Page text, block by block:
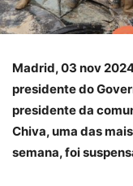
Madrid, 03 nov
presidente do
presidente da
Chiva, uma das
semana, foi